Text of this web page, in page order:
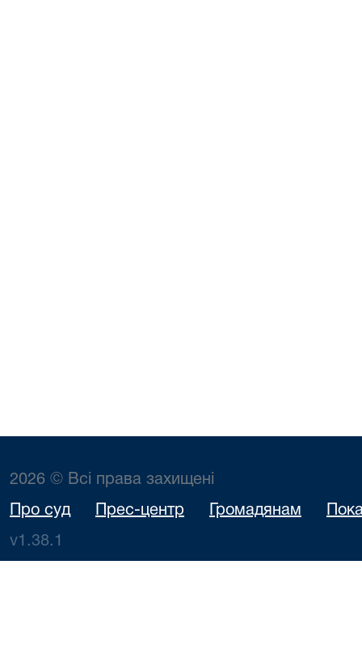
2026 © Всі права захищені
Про суд Прес-центр Громадянам
v1.38.1